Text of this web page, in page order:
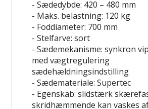
- Sædedybde: 420 – 480 mm
- Maks. belastning: 120 kg
- Foddiameter: 700 mm
- Stelfarve: sort
- Sædemekanisme: synkron
med vægtregulering
sædehældningsindstilling
- Sædemateriale: Supertec
- Egenskab: slidstærk
skridhæmmende kan vaskes